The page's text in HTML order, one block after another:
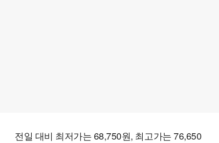
전일 대비 최저가는 68,750원, 최고가는 76,650